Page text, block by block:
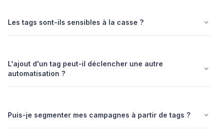
Les tags sont-ils sensibles à la casse ?
L'ajout d'un tag peut-il déclencher une autre
automatisation ?
Puis-je segmenter mes campagnes à partir de tags ?